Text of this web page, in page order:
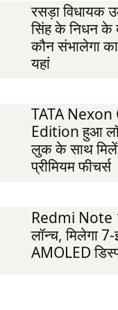
रसड़ा विधायक
सिंह के निधन के
कौन संभालेगा
यहां
TATA Nexon
Edition हुआ
लुक के साथ
प्रीमियम फीचर्स
Redmi Note
लॉन्च, मिलेगा
AMOLED